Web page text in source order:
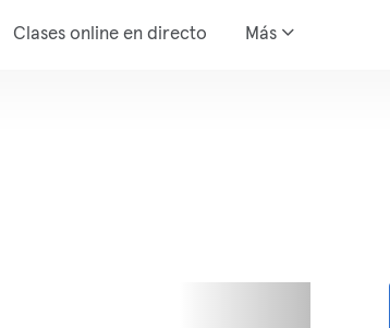
Clases online en directo Más